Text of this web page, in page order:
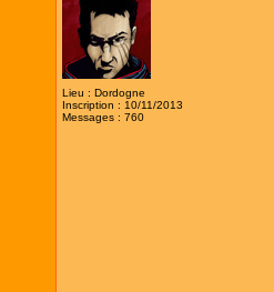
Lieu : Dordogne
Inscription : 10/11/2013
Messages : 760